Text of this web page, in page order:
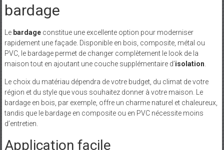
bardage
Le bardageconstitue une excellente option pour moderniser
rapidement une façade. Disponible en bois, composite, métal ou
PVC, le bardage permet de changer complètement le look de la
maison tout en ajoutant une couche supplémentaire d’isolation
Le choix du matériau dépendra de votre budget, du climat de votre
région et du style que vous souhaitez donner à votre maison. Le
bardage en bois, par exemple, offre un charme naturel et chaleureux,
tandis que le bardage en composite ou en PVC nécessite moins
d’entretien.
Application facile